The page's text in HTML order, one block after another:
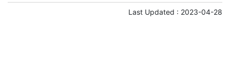
Last Updated : 2023-04-28